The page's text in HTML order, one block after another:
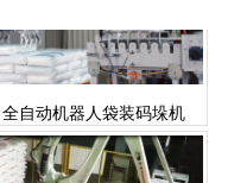
全自动机器人袋装码垛机